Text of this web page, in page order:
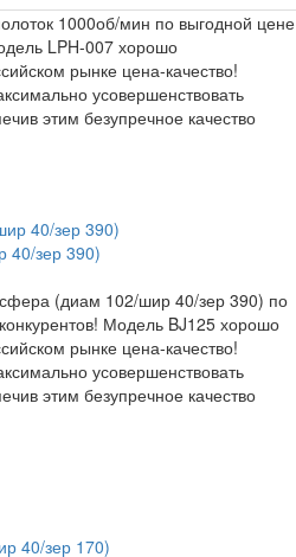
1000об/мин по выгодной цене
LPH-007 хорошо
рынке цена-качество!
усовершенствовать
этим безупречное качество
40/зер 390)
(диам 102/шир 40/зер 390) по
Модель BJ125 хорошо
рынке цена-качество!
усовершенствовать
этим безупречное качество